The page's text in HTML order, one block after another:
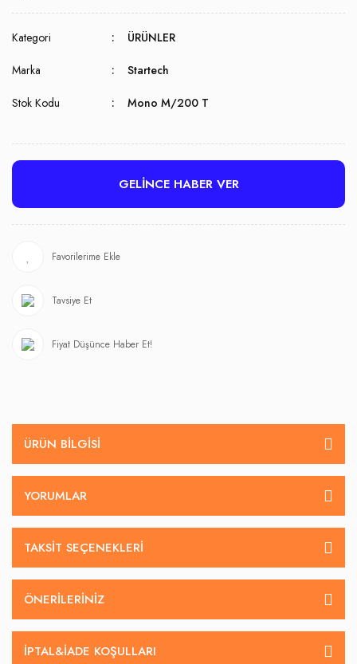
Kategori ÜRÜNLER
Marka Startech
Stok Kodu Mono M/200 T
GELİNCE HABER VER
Tavsiye Et
Fiyat Düşünce Haber Et!
ÜRÜN BILGISI
YORUMLAR
TAKSIT SEÇENEKLERI
ÖNERILERINIZ
İPTAL&IADE KOŞULLARI